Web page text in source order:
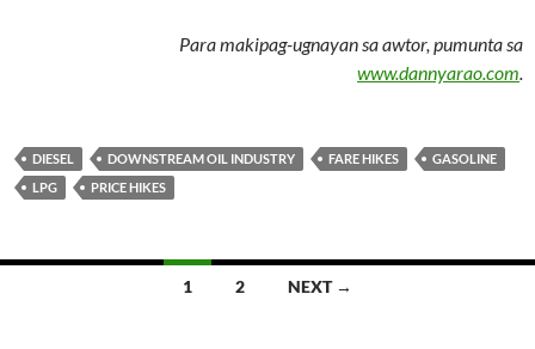
Para makipag-ugnayan sa awtor, pumunta sa
www.dannyarao.com.
DIESEL DOWNSTREAM OIL INDUSTRY FARE HIKES
GASOLINE
LPG
PRICE HIKES
1 2 NEXT →